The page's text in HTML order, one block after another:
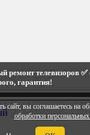
сайт, вы соглашаетесь на
обработки
ремонт телевизоров
гарантия!